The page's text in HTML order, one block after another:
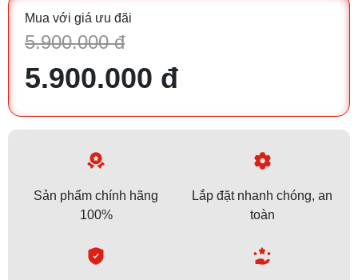
Mua với giá ưu đãi
5.900.000 đ
5.900.000 đ
Sản phẩm chính hãng
100%
Lắp đặt nhanh chóng, an
toàn